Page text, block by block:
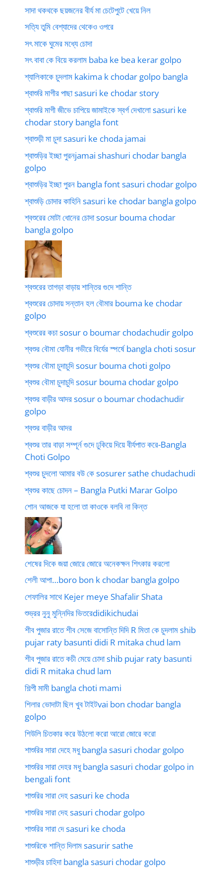
সাদা থকথকে ছয়জনের বীর্য মা চেটেপুটে খেয়ে নিল
সত্যি তুমি বেশ্যাদের থেকেও ওপরে
সৎ মাকে ঘুমের মধ্যে চোদা
সৎ বাবা কে বিয়ে করলাম baba ke bea kerar golpo
শ্যালিকাকে চুদলাম kakima k chodar golpo bangla
শ্বাশুরি মাগীর পাছা sasuri ke chodar story
শ্বাশুরি মাগী জীভে চাপিয়ে জামাইকে স্বর্গ দেখালো sasuri ke
chodar story bangla font
শ্বাশুড়ী মা চুদা sasuri ke choda jamai
শ্বাশুড়ির ইচ্ছা পুরনjamai shashuri chodar bangla
golpo
শ্বাশুড়ির ইচ্ছা পুরন bangla font sasuri chodar golpo
শ্বাশুড়ি চোদার কাহিনি sasuri ke chodar bangla golpo
শ্বশুরের মোটা ধোনের চোদা sosur bouma chodar
bangla golpo
শ্বশুরের তাগড়া বাড়ায় শান্তির গুদে শান্তি
শ্বশুরের চোদায় সন্তান হল বৌমার bouma ke chodar
golpo
শ্বশুরের কচা sosur o boumar chodachudir golpo
শ্বশুর বৌমা যোনীর গভীরে বির্যের স্পর্ষে bangla choti sosur
শ্বশুর বৌমা চুদাচুদি sosur bouma choti golpo
শ্বশুর বৌমা চুদাচুদি sosur bouma chodar golpo
শ্বশুর বাড়ীর আদর sosur o boumar chodachudir
golpo
শ্বশুর বাড়ীর আদর
শ্বশুর তার বাড়া সম্পূর্ন গুদে ঢুকিয়ে দিয়ে বীর্যপাত করে-Bangla
Choti Golpo
শ্বশুর চুদলো আমার বউ কে sosurer sathe chudachudi
শ্বশুর কাছে চোদন – Bangla Putki Marar Golpo
শোন আজকে যা হলো তা কাওকে বলবি না কিন্ত
শেষের দিকে জয়া জোরে জোরে অনেকক্ষন শিৎকার করলো
শেলী আপা…boro bon k chodar bangla golpo
শেফালির সাথে Kejer meye Shafalir Shata
শুভ্রর নুনু মুন্নিদির ভিতরেdidikichudai
শীব পুজার রাতে শীব সেজে বাসোন্তি দিদি R মিতা কে চুদলাম shib
pujar raty basunti didi R mitaka chud lam
শীব পুজার রাতে কচী মেয়ে চোদা shib pujar raty basunti
didi R mitaka chud lam
শিল্পী মামী bangla choti mami
শিলার ভোদাটা ছিল খুব টাইটvai bon chodar bangla
golpo
শিউলি চিতকার করে উঠলো করো আরো জোরে করো
শাশুরির সারা দেহে মধু bangla sasuri chodar golpo
শাশুরির সারা দেহর মধু bangla sasuri chodar golpo in
bengali font
শাশুরির সারা দেহ sasuri ke choda
শাশুরির সারা দেহ sasuri chodar golpo
শাশুরির সারা দে sasuri ke choda
শাশুরিকে শান্তি দিলাম sasurir sathe
শাশুড়ীর চাহিদা bangla sasuri chodar golpo